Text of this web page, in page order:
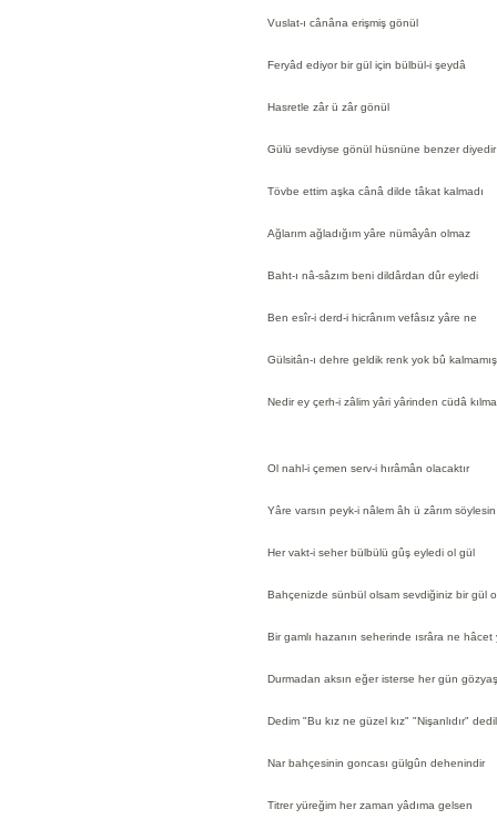
Vuslat-ı cânâna erişmiş gönül
Feryâd ediyor bir gül için bülbül-i şeydâ
Hasretle zâr ü zâr gönül
Gülü sevdiyse gönül hüsnüne benzer
Tövbe ettim aşka cânâ dilde tâkat kalmadı
Ağlarım ağladığım yâre nümâyân olmaz
Baht-ı nâ-sâzım beni dildârdan dûr eyledi
Ben esîr-i derd-i hicrânım vefâsız yâre ne
Gülsitân-ı dehre geldik renk yok bû kalmamış
Nedir ey çerh-i zâlim yâri yârinden cüdâ
Ol nahl-i çemen serv-i hırâmân olacaktır
Yâre varsın peyk-i nâlem âh ü zârım söylesin
Her vakt-i seher bülbülü gûş eyledi ol gül
Bahçenizde sünbül olsam sevdiğiniz bir gül
Bir gamlı hazanın seherinde ısrâra ne
Durmadan aksın eğer isterse her gün
Dedim "Bu kız ne güzel kız" "Nişanlıdır"
Nar bahçesinin goncası gülgûn dehenindir
Titrer yüreğim her zaman yâdıma gelsen